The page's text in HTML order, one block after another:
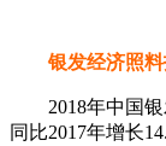
银发经济照料
2018年中国银
同比2017年增长